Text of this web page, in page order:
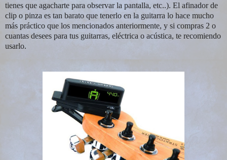
tienes que agacharte para observar la pantalla, etc..). El afinador de
clip o pinza es tan barato que tenerlo en la guitarra lo hace mucho
más práctico que los mencionados anteriormente, y si compras 2 o
cuantas desees para tus guitarras, eléctrica o acústica, te recomiendo
usarlo.